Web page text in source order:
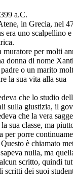
a.C.
in Grecia, nel
era uno scalpellino e
per molti
donna di nome
o un marito
la sua vita alla sua
che lo studio
sulla giustizia, il
che la vera
sua classe, ma
per porre
è chiamato
nulla, ma
scritto, quindi
scritti dei suoi